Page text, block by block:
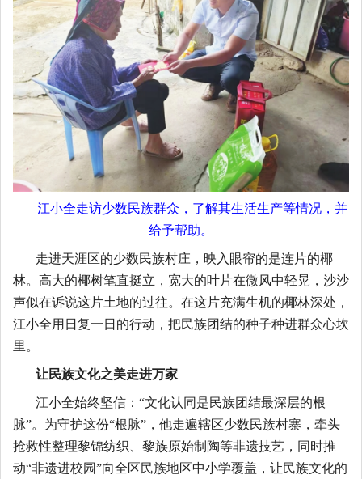
江小全走访少数民族群众，了解其生活生产等情况，并
给予帮助。
走进天涯区的少数民族村庄，映入眼帘的是连片的椰
林。高大的椰树笔直挺立，宽大的叶片在微风中轻晃，沙沙
声似在诉说这片土地的过往。在这片充满生机的椰林深处，
江小全用日复一日的行动，把民族团结的种子种进群众心坎
里。
让民族文化之美走进万家
江小全始终坚信： “文化认同是民族团结最深层的根
脉”。为守护这份“根脉”，他走遍辖区少数民族村寨，牵头
抢救性整理黎锦纺织、黎族原始制陶等非遗技艺，同时推
动“非遗进校园”向全区民族地区中小学覆盖，让民族文化的